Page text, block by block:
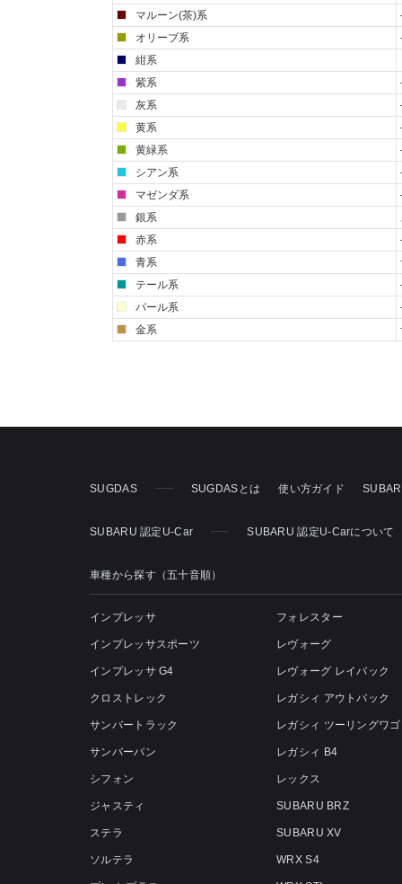
マルーン(茶)系
オリーブ系
紺系
紫系
灰系
黄系
黄緑系
シアン系
マゼンダ系
銀系
赤系
青系
テール系
パール系
金系
SUGDAS SUGDASとは 使い方ガイド
SUBARU 認定U-Car SUBARU 認定U-Carについて
車種から探す（五十音順）
インプレッサ
インプレッサスポーツ
インプレッサ G4
クロストレック
サンバートラック
サンバーバン
シフォン
ジャスティ
ステラ
ソルテラ
フォレスター
レヴォーグ
レヴォーグ レイバック
レガシィ アウトバック
レガシィ ツーリングワ
レガシィ B4
レックス
SUBARU BRZ
SUBARU XV
WRX S4